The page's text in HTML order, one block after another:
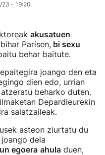
- 19:20
akusatuen
Parisen, bi sexu
behar baitute.
joango den eta
dien edo, urrian
beharko duten.
Depardieurekin
salatzaileak.
asteon ziurtatu du
dela
egoera ahula duen,